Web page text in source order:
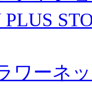
PLUS
ワーネ